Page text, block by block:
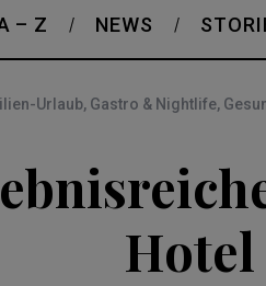
– Z NEWS
Urlaub, Gastro & Nightlife,
Hotel